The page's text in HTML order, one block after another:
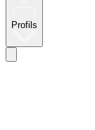
Profils